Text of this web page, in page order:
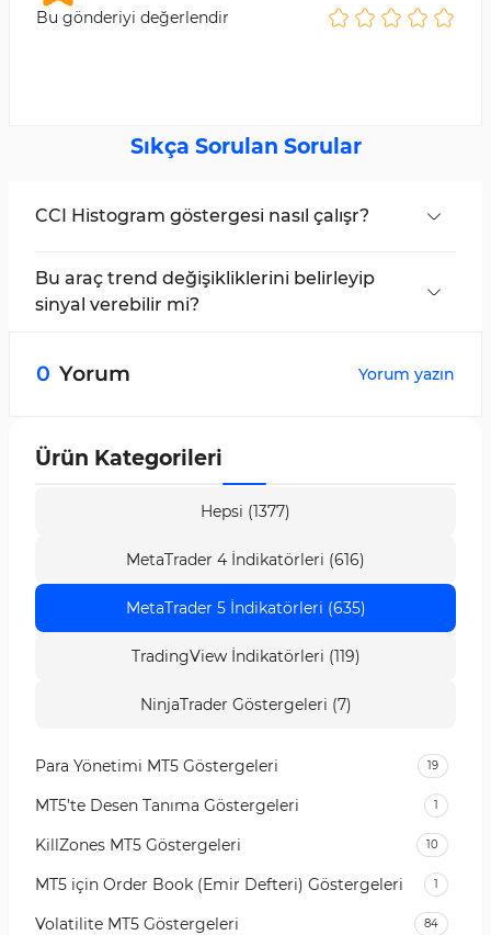
Bu gönderiyi değerlendir
Sıkça Sorulan Sorular
CCI Histogram göstergesi nasıl çalışr?
bir dönemdeki ortalama fiyat arasındaki farkı
inceleyen bir teknik analiz aracıdır.
Bu araç trend değişikliklerini belirleyip
sinyal verebilir mi?
0 Yorum Yorum yazın
Ürün Kategorileri
Hepsi (1377)
MetaTrader 4 İndikatörleri (616)
MetaTrader 5 İndikatörleri (635)
TradingView İndikatörleri (119)
NinjaTrader Göstergeleri (7)
Para Yönetimi MT5 Göstergeleri 19
MT5’te Desen Tanıma Göstergeleri 1
KillZones MT5 Göstergeleri 10
MT5 için Order Book (Emir Defteri) Göstergeleri 1
Volatilite MT5 Göstergeleri 84